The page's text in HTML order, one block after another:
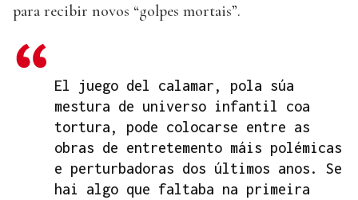
para recibir novos “golpes mortais”.
El juego del calamar, pola súa
mestura de universo infantil coa
tortura, pode colocarse entre as
obras de entretemento máis polémicas
e perturbadoras dos últimos anos. Se
hai algo que faltaba na primeira